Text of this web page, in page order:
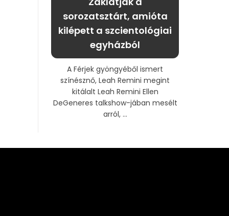
sorozatsztárt, amióta
kilépett a szcientológiai
egyházból
A Férjek gyöngyéből ismert
színésznő, Leah Remini megint
kitálalt Leah Remini Ellen
DeGeneres talkshow-jában mesélt
arról, ...